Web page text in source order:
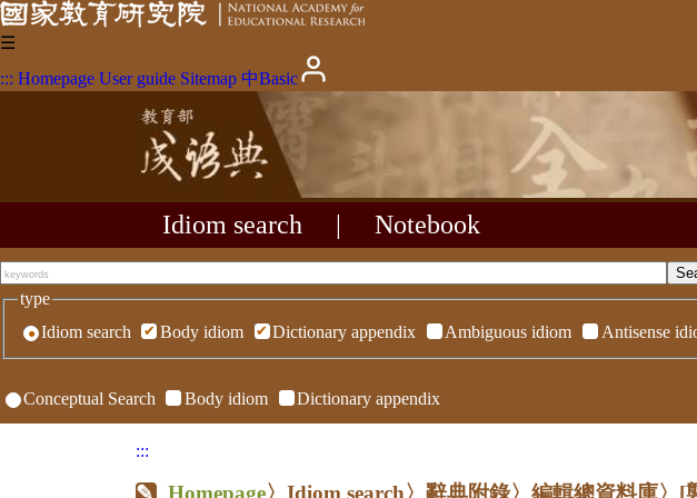
☰
::: Homepage User guide Sitemap 中Basic
Idiom search Notebook
type
Idiom search
Body idiom Dictionary appendix Ambiguous idiom Antisense
Conceptual Search Body idiom Dictionary appendix
:::
Homepage〉Idiom search〉辭典附錄〉編輯總資料庫〉 [